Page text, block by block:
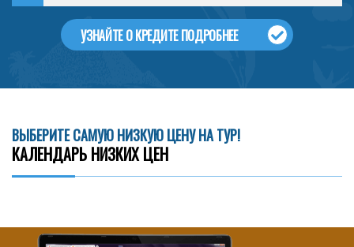
УЗНАЙТЕ О КРЕДИТЕ ПОДРОБНЕЕ
ВЫБЕРИТЕ САМУЮ НИЗКУЮ ЦЕНУ НА ТУР!
КАЛЕНДАРЬ НИЗКИХ ЦЕН